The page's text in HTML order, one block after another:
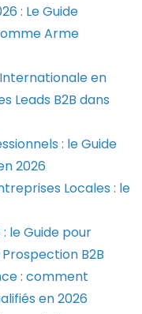
: Le Guide
Arme
en
Leads B2B dans
: le Guide
2026
Locales : le
le Guide pour
B2B
: comment
en 2026